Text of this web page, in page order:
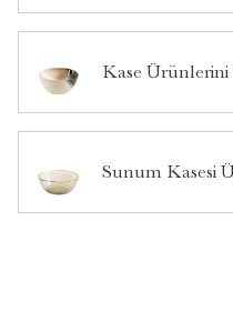
Bu ürün hakkında
Ürün
Kase Ürünlerini
Sunum Kasesi